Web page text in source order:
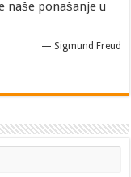
naše ponašanje u
— Sigmund Freud